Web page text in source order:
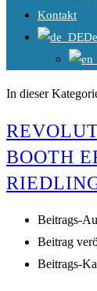
Kontakt
In dieser
BOOTH
Beitrags-
Beitrag
Beitrags-